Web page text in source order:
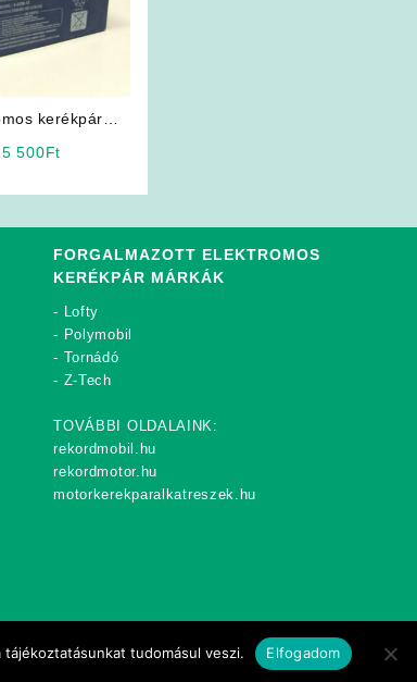
kerékpár
500Ft
FORGALMAZOTT ELEKTROMOS
KERÉKPÁR MÁRKÁK
- Lofty
- Polymobil
- Tornádó
- Z-Tech
TOVÁBBI OLDALAINK:
rekordmobil.hu
rekordmotor.hu
motorkerekparalkatreszek.hu
tudomásul veszi. Elfogadom